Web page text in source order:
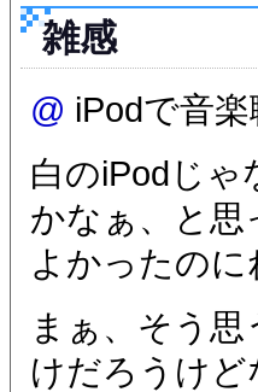
雑感
@ iPodで音
白のiPodじ
かなぁ、と思
よかったのに
まぁ、そう
けだろうけど